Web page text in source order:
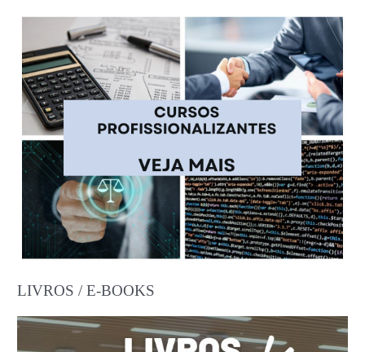
LIVROS / E-BOOKS